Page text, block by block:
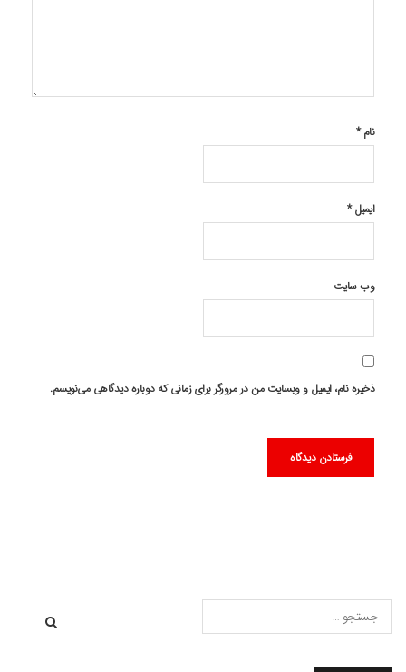
نام*
ایمیل*
وب‌ سایت
ذخیره نام، ایمیل و وبسایت من در مرورگر برای زمانی که دوباره دیدگاهی می‌نویسم.